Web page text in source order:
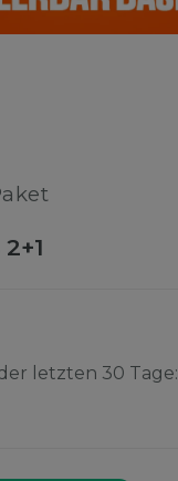
letzten 30 Tage: